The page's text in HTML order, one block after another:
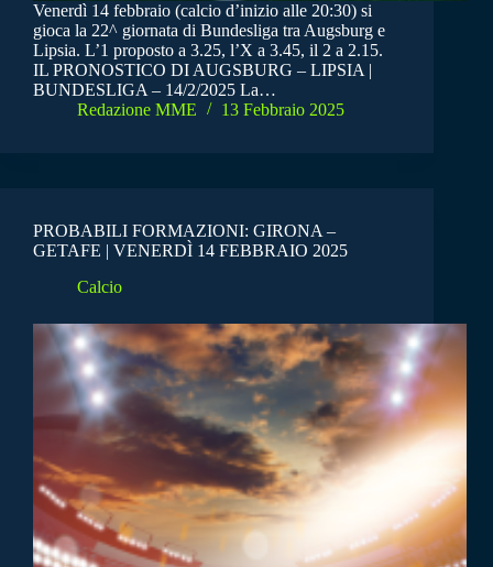
Venerdì 14 febbraio (calcio d’inizio alle 20:30) si
gioca la 22^ giornata di Bundesliga tra Augsburg e
Lipsia. L’1 proposto a 3.25, l’X a 3.45, il 2 a 2.15.
IL PRONOSTICO DI AUGSBURG – LIPSIA |
BUNDESLIGA – 14/2/2025 La…
Redazione MME
13 Febbraio 2025
PROBABILI FORMAZIONI: GIRONA –
GETAFE | VENERDÌ 14 FEBBRAIO 2025
Calcio